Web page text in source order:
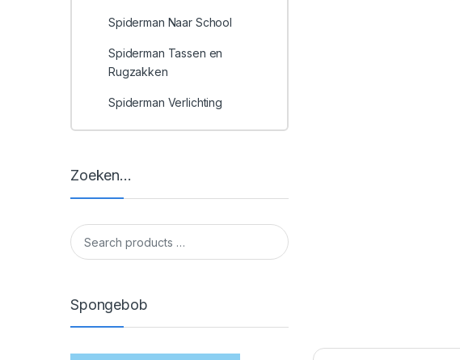
Spiderman Naar School
Spiderman Tassen en
Rugzakken
Spiderman Verlichting
Zoeken…
Spongebob